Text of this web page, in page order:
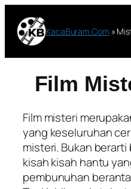
konten
KacaBuram.Com »
Film
Film misteri
yang keseluruhan
misteri. Bukan
kisah kisah hantu
pembunuhan